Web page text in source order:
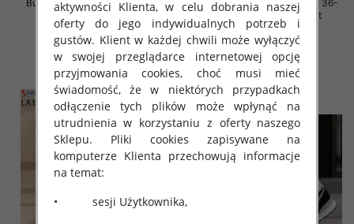
Buty sportowe damskie Roz 36-
41, 1 kolor Paczka 12 szt
45.00 zł
szczegóły
Buty sportowe damskie Roz 36-
41, 1 kolor Paczka 12 szt
45.00 zł
szczegóły
aktywności Klienta, w celu dobrania naszej
oferty do jego indywidualnych potrzeb i
gustów. Klient w każdej chwili może wyłączyć
w swojej przeglądarce internetowej opcję
przyjmowania cookies, choć musi mieć
świadomość, że w niektórych przypadkach
odłączenie tych plików może wpłynąć na
utrudnienia w korzystaniu z oferty naszego
Sklepu. Pliki cookies zapisywane na
komputerze Klienta przechowują informacje
na temat:
• sesji Użytkownika,